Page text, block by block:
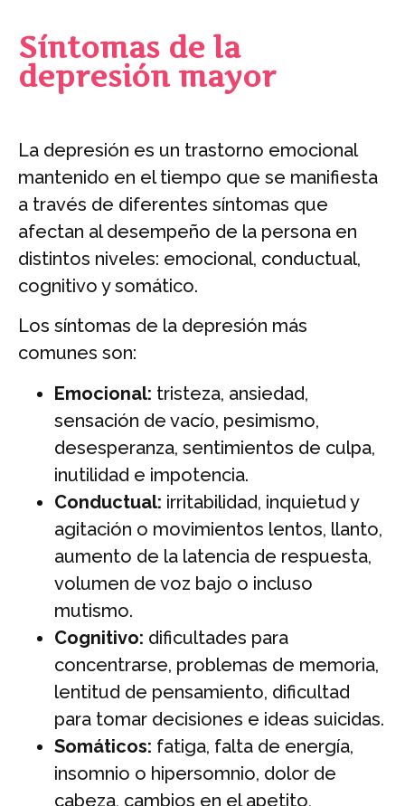
Síntomas de la
depresión mayor
La depresión es un trastorno emocional
mantenido en el tiempo que se manifiesta
a través de diferentes síntomas que
afectan al desempeño de la persona en
distintos niveles: emocional, conductual,
cognitivo y somático.
Los síntomas de la depresión más
comunes son:
Emocional: tristeza, ansiedad,
sensación de vacío, pesimismo,
desesperanza, sentimientos de culpa,
inutilidad e impotencia.
Conductual: irritabilidad, inquietud y
agitación o movimientos lentos, llanto,
aumento de la latencia de respuesta,
volumen de voz bajo o incluso
mutismo.
Cognitivo: dificultades para
concentrarse, problemas de memoria,
lentitud de pensamiento, dificultad
para tomar decisiones e ideas suicidas.
Somáticos: fatiga, falta de energía,
insomnio o hipersomnio, dolor de
cabeza, cambios en el apetito,